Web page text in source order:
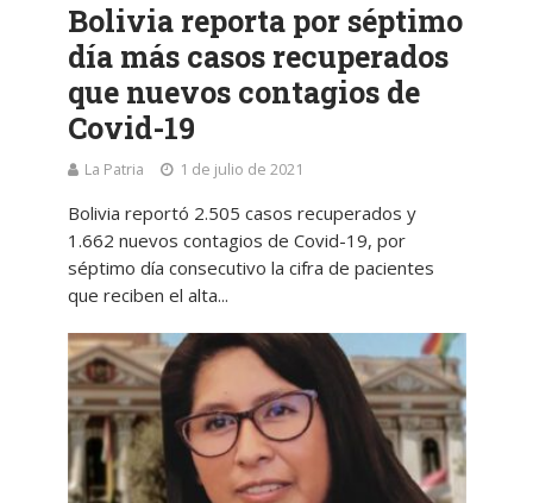
Bolivia reporta por séptimo
día más casos recuperados
que nuevos contagios de
Covid-19
La Patria 1 de julio de 2021
Bolivia reportó 2.505 casos recuperados y
1.662 nuevos contagios de Covid-19, por
séptimo día consecutivo la cifra de pacientes
que reciben el alta...